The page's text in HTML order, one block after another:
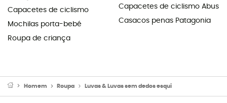
Capacetes de ciclismo
Mochilas porta-bebé
Roupa de criança
Capacetes de ciclismo Abus
Casacos penas Patagonia
Homem Roupa Luvas & Luvas sem dedos esqui